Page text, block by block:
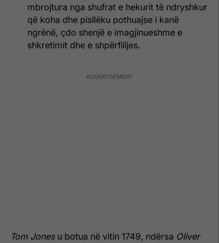
mbrojtura nga shufrat e hekurit të ndry­shkur
që koha dhe pisllëku pothuajse i kanë
ngrënë, çdo shenjë e imagjinueshme e
shkretimit dhe e shpërfilljes.
Tom Jonesu botua në vitin 1749, ndërsa Oliver